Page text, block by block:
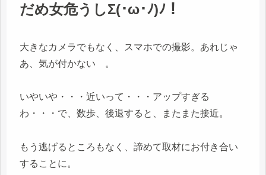
だめ女危うしΣ(･ω･ﾉ)ﾉ！
大きなカメラでもなく、スマホでの撮影。あれじゃ
あ、気が付かない 。
いやいや・・・近いって・・・アップすぎる
わ・・・で、数歩、後退すると、またまた接近。
もう逃げるところもなく、諦めて取材にお付き合い
することに。